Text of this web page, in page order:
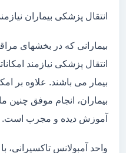
انتقال پزشکی بیماران
بیمارانی که در بخشهای
انتقال پزشکی نیازمند
بیمار می باشند. علاوه بر
بیماران، انجام موفق چنین
آموزش دیده و مجرب است.
واحد آمبولانس تاکسیرانی،